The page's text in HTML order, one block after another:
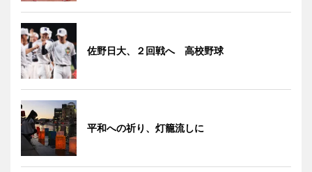
佐野日大、２回戦へ 高校野球
平和への祈り、灯籠流しに